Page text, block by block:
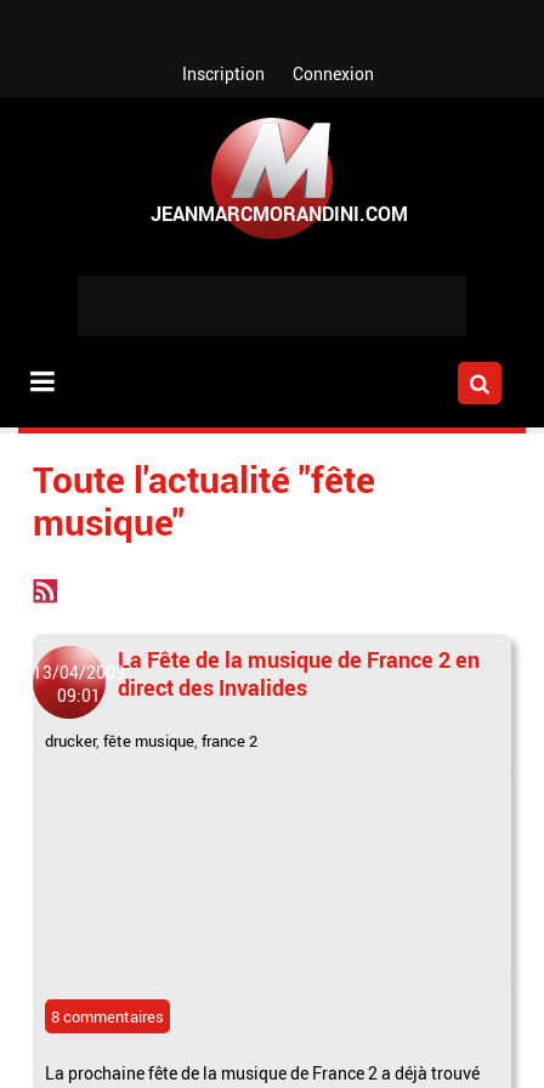
Inscription Connexion
Toute l'actualité "fête
musique"
13/04/2009
09:01
La Fête de la musique de France 2 en
direct des Invalides
drucker,fête musique,france 2
8 commentaires
La prochaine fête de la musique de France 2 a déjà trouvé